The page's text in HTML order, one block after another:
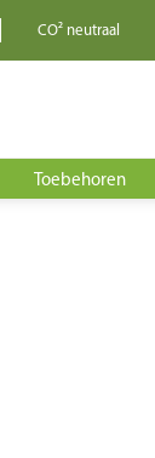
CO² neutraal
Toebehoren